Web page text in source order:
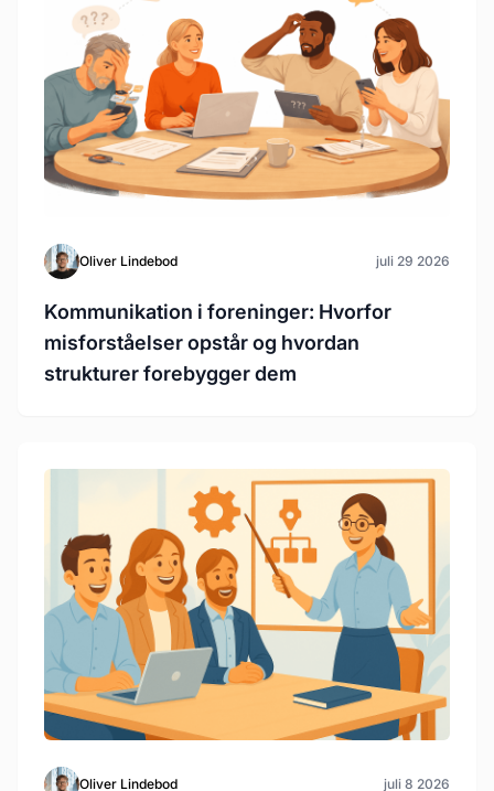
Oliver Lindebod juli 29 2026
Kommunikation i foreninger: Hvorfor
misforståelser opstår og hvordan
strukturer forebygger dem
Oliver Lindebod juli 8 2026